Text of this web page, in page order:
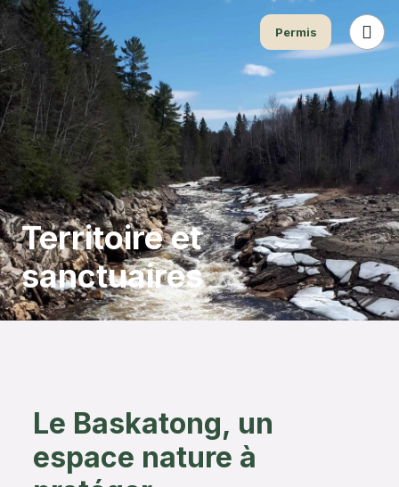
Permis
Territoire et
sanctuaires
Le Baskatong, un
espace nature à